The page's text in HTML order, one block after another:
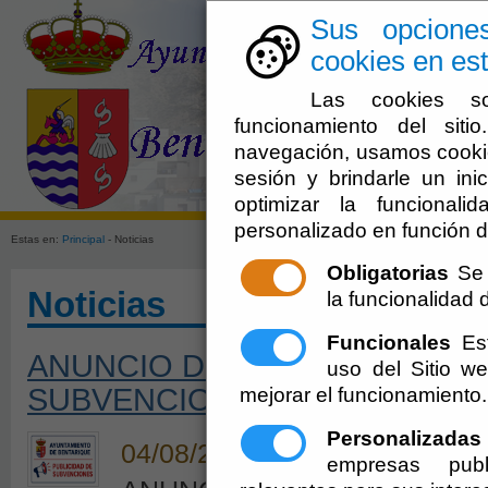
Sus
cookies en
Las cookies
funcionamiento del
navegación, usamos
sesión y brindarle un
optimizar la
personalizado en función
Obligatorias
la funcionalidad
Funcionales
uso del Sitio
mejorar el funcionamiento.
Personalizadas
empresas
El
Estas en: Principal - Noticias
Noticias
ANUNCIO DE PUBLICIDAD DE
SUBVENCIONADAS –
04/08/2026